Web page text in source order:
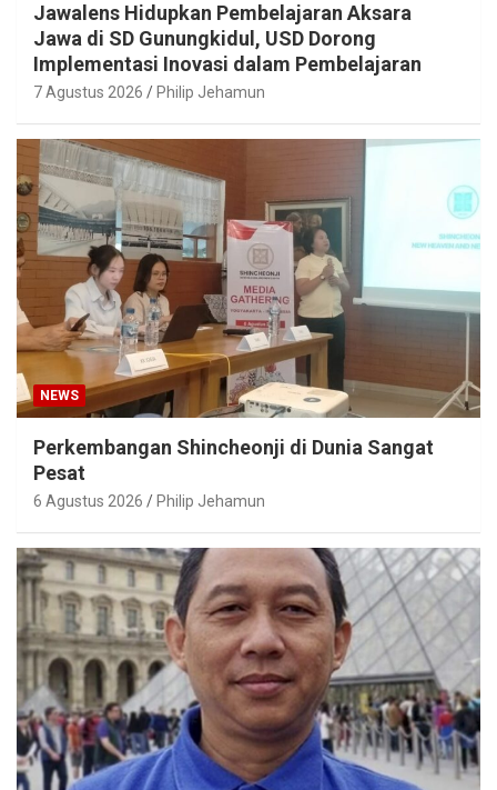
Jawalens Hidupkan Pembelajaran Aksara
Jawa di SD Gunungkidul, USD Dorong
Implementasi Inovasi dalam Pembelajaran
7 Agustus 2026 Philip Jehamun
NEWS
Perkembangan Shincheonji di Dunia Sangat
Pesat
6 Agustus 2026 Philip Jehamun